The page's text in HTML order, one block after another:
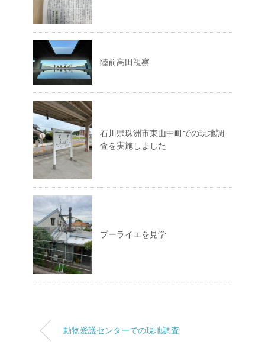
陸前高田視察
石川県珠洲市東山中町での現地調
査を実施しました
プーライエを見学
動物愛護センターでの現地調査